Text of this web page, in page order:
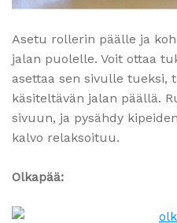
Asetu rollerin päälle ja
jalan puolelle. Voit ottaa
asettaa sen sivulle tueksi,
käsiteltävän jalan päällä.
sivuun, ja pysähdy
kalvo relaksoituu.
Olkapää: